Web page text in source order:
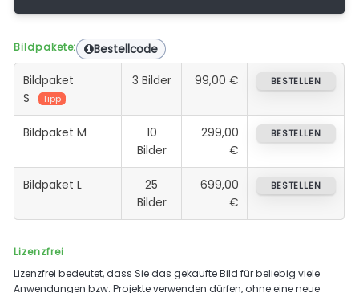
Bildpakete: Bestellcode
Bildpaket
S
Tipp
3 Bilder 99,00 € BESTELLEN
Bildpaket M
10
Bilder
299,00
€
BESTELLEN
Bildpaket L
25
Bilder
699,00
€
BESTELLEN
Lizenzfrei
Lizenzfrei bedeutet, dass Sie das gekaufte Bild für beliebig viele
Anwendungen bzw. Projekte verwenden dürfen, ohne eine neue